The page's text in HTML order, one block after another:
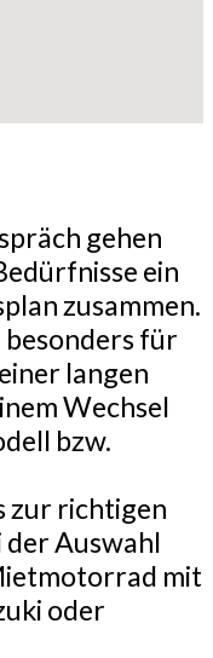
gehen
ein
zusammen.
besonders für
langen
Wechsel
bzw.
zur richtigen
Auswahl
mit
oder